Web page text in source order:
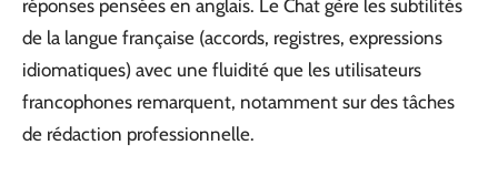
réponses pensées en anglais. Le Chat gère les subtilités
de la langue française (accords, registres, expressions
idiomatiques) avec une fluidité que les utilisateurs
francophones remarquent, notamment sur des tâches
de rédaction professionnelle.